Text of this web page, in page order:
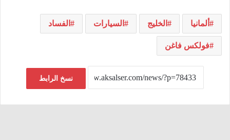
ألمانيا الخليج السيارات الفساد
فولكس فاغن
نسخ الرابط